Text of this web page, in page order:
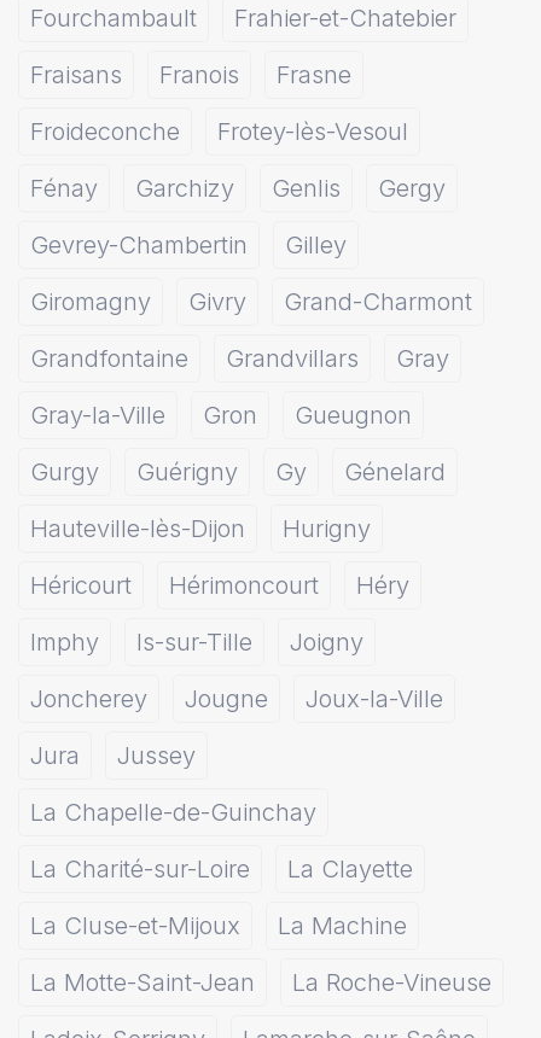
Fourchambault
Frahier-et-Chatebier
Fraisans
Franois
Frasne
Froideconche
Frotey-lès-Vesoul
Fénay
Garchizy Genlis
Gergy
Gevrey-Chambertin
Gilley
Giromagny
Givry
Grand-Charmont
Grandfontaine
Grandvillars
Gray
Gray-la-Ville
Gron
Gueugnon
Gurgy
Guérigny Gy
Génelard
Hauteville-lès-Dijon
Hurigny
Héricourt
Hérimoncourt
Héry
Imphy
Is-sur-Tille
Joigny
Joncherey
Jougne
Joux-la-Ville
Jura
Jussey
La Chapelle-de-Guinchay
La Charité-sur-Loire
La Clayette
La Cluse-et-Mijoux
La Machine
La Motte-Saint-Jean
La Roche-Vineuse